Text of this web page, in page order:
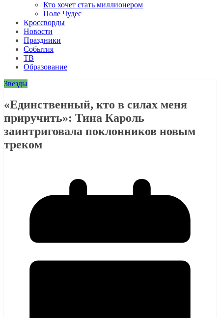
Кто хочет стать миллионером
Поле Чудес
Кроссворды
Новости
Праздники
События
ТВ
Образование
Звезды
«Единственный, кто в силах меня
приручить»: Тина Кароль
заинтриговала поклонников новым
треком